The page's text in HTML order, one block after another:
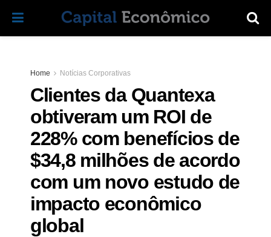
Home Notícias Corporativas
Clientes da Quantexa
obtiveram um ROI de
228% com benefícios de
$34,8 milhões de acordo
com um novo estudo de
impacto econômico
global